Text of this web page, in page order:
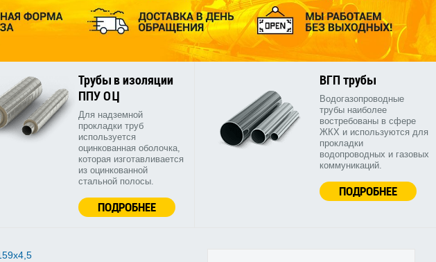
Трубы в изоляции
ППУ ОЦ
Для надземной
прокладки труб
используется
оцинкованная оболочка,
которая изготавливается
из оцинкованной
стальной полосы.
ПОДРОБНЕЕ
ВГП трубы
Водогазопроводные
трубы наиболее
востребованы в сфере
ЖКХ и используются для
прокладки
водопроводных и газовых
коммуникаций.
ПОДРОБНЕЕ